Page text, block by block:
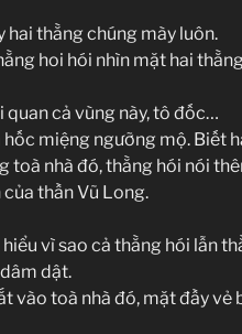
thằng chúng mày luôn.
hoi hói nhìn mặt hai
cả vùng này, tô đốc…
miệng ngưỡng mộ. Biết
toà nhà đó, thằng hói nói
thần Vũ Long.
vì sao cả thằng hói lẫn
dật.
vào toà nhà đó, mặt đầy vẻ